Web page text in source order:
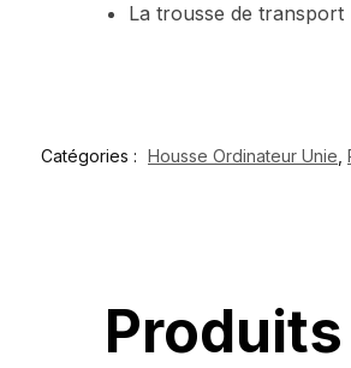
La trousse de
Catégories : Housse Ordinateur Unie